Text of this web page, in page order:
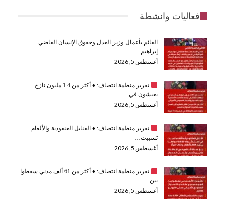
فعاليات وانشطة
القائم بأعمال وزير العدل وحقوق الإنسان القاضي
إبراهيم…
أغسطس 5, 2026
تقرير منظمة انتصاف: ♦️
أكثر من 1.4 مليون نازح
يعيشون في…
أغسطس 5, 2026
تقرير منظمة انتصاف: ♦️القنابل العنقودية والألغام
تسببت…
أغسطس 5, 2026
تقرير منظمة انتصاف: ♦️
أكثر من 61 ألف مدني سقطوا
بين…
أغسطس 5, 2026